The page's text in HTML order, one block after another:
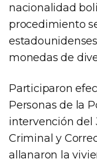
nacionalidad
procedimiento
monedas de
Participaron
Personas de la
intervención del
Criminal y
allanaron la